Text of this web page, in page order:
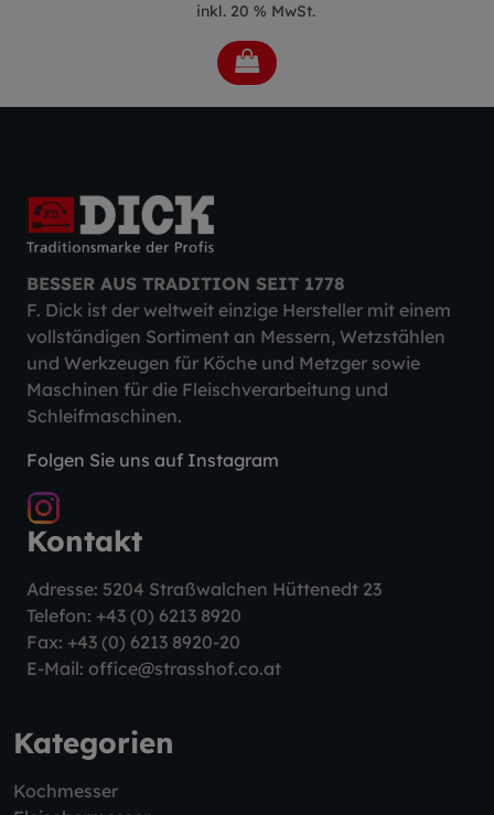
inkl. 20 % MwSt.
BESSER AUS TRADITION SEIT 1778
F. Dick ist der weltweit einzige Hersteller mit einem
vollständigen Sortiment an Messern, Wetzstählen
und Werkzeugen für Köche und Metzger sowie
Maschinen für die Fleischverarbeitung und
Schleifmaschinen.
Folgen Sie uns auf Instagram
Kontakt
Adresse: 5204 Straßwalchen Hüttenedt 23
Telefon: +43 (0) 6213 8920
Fax: +43 (0) 6213 8920-20
E-Mail: office@strasshof.co.at
Kategorien
Kochmesser